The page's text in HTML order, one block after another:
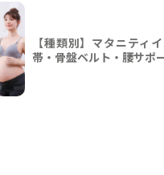
【種類別】マタニティ
帯・骨盤ベルト・腰サポ